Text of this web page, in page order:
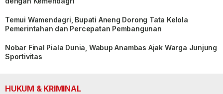
Temui Wamendagri, Bupati Aneng Dorong Tata Kelola
Pemerintahan dan Percepatan Pembangunan
Nobar Final Piala Dunia, Wabup Anambas Ajak Warga Junjung
Sportivitas
HUKUM & KRIMINAL